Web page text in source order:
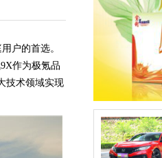
户的首选。
作为极氪品
技术领域实现